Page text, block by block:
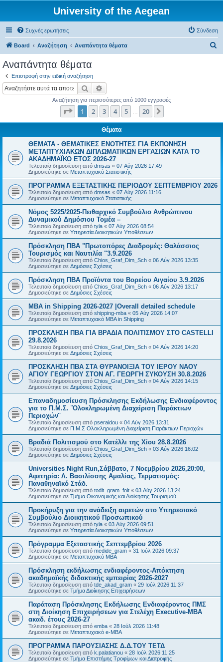
University of the Aegean
Συχνές ερωτήσεις Σύνδεση
Board Αναζήτηση Αναπάντητα θέματα
Αναπάντητα θέματα
Επιστροφή στην ειδική αναζήτηση
Αναζήτηση
Αναζήτηση για περισσότερες από 1000 εγγραφές
Σελίδα από20
1 2 3 4 5 20
Θέματα
ΘΕΜΑΤΑ - ΘΕΜΑΤΙΚΕΣ ΕΝΟΤΗΤΕΣ ΓΙΑ ΕΚΠΟΝΗΣΗ
ΜΕΤΑΠΤΥΧΙΑΚΩΝ ΔΙΠΛΩΜΑΤΙΚΩΝ ΕΡΓΑΣΙΩΝ ΚΑΤΑ ΤΟ
ΑΚΑΔΗΜΑΪΚΟ ΕΤΟΣ 2026-27
Τελευταία δημοσίευση από dmsas « 07 Αύγ 2026 17:49
Δημοσιεύτηκε σε Μεταπτυχιακό Στατιστικής
ΠΡΟΓΡΑΜΜΑ ΕΞΕΤΑΣΤΙΚΗΣ ΠΕΡΙΟΔΟΥ ΣΕΠΤΕΜΒΡΙΟΥ 2026
Τελευταία δημοσίευση από dmsas « 07 Αύγ 2026 11:16
Δημοσιεύτηκε σε Μεταπτυχιακό Στατιστικής
Νόμος 5225/2025-Πειθαρχικό Συμβούλιο Ανθρώπινου
Δυναμικού Δημόσιου Τομέα –
Τελευταία δημοσίευση από tyia « 07 Αύγ 2026 08:54
Δημοσιεύτηκε σε Υπηρεσία Διοικητικών Υποθέσεων
Πρόσκληση ΠΒΑ "Πρωτοπόρες Διαδρομές: Θαλάσσιος
Τουρισμός και Ναυτιλία "3.9.2026
Τελευταία δημοσίευση από Chios_Graf_Dim_Sch « 06 Αύγ 2026 13:35
Δημοσιεύτηκε σε Δημόσιες Σχέσεις
Πρόσκληση ΠΒΑ Προϊόντα του Βορείου Αιγαίου 3.9.2026
Τελευταία δημοσίευση από Chios_Graf_Dim_Sch « 06 Αύγ 2026 13:17
Δημοσιεύτηκε σε Δημόσιες Σχέσεις
MBA in Shipping 2026-2027 |Overall detailed schedule
Τελευταία δημοσίευση από shipping-mba « 05 Αύγ 2026 14:07
Δημοσιεύτηκε σε Μεταπτυχιακό MBA in Shipping
ΠΡΟΣΚΛΗΣΗ ΠΒΑ ΓΙΑ ΒΡΑΔΙΑ ΠΟΛΙΤΙΣΜΟΥ ΣΤΟ CASTELLI
29.8.2026
Τελευταία δημοσίευση από Chios_Graf_Dim_Sch « 04 Αύγ 2026 14:20
Δημοσιεύτηκε σε Δημόσιες Σχέσεις
ΠΡΟΣΚΛΗΣΗ ΠΒΑ ΣΤΑ ΘΥΡΑΝΟΙΞΙΑ ΤΟΥ ΙΕΡΟΥ ΝΑΟΥ
ΑΓΙΟΥ ΓΕΩΡΓΙΟΥ ΣΤΟΝ ΑΓ. ΓΕΩΡΓΗ ΣΥΚΟΥΣΗ 30.8.2026
Τελευταία δημοσίευση από Chios_Graf_Dim_Sch « 04 Αύγ 2026 14:15
Δημοσιεύτηκε σε Δημόσιες Σχέσεις
Επαναδημοσίευση Πρόσκλησης Εκδήλωσης Ενδιαφέροντος
για το Π.Μ.Σ. ¨Ολοκληρωμένη Διαχείριση Παράκτιων
Περιοχών¨
Τελευταία δημοσίευση από pseraidou « 04 Αύγ 2026 13:31
Δημοσιεύτηκε σε Π.Μ.Σ Ολοκληρωμένη Διαχείριση Παράκτιων Περιοχών
Βραδιά Πολιτισμού στο Κατέλλι της Χίου 28.8.2026
Τελευταία δημοσίευση από Chios_Graf_Dim_Sch « 03 Αύγ 2026 16:02
Δημοσιεύτηκε σε Δημόσιες Σχέσεις
Universities Night Run,Σάββατο, 7 Νοεμβρίου 2026,20:00,
Αφετηρία: Λ. Βασιλίσσης Αμαλίας, Τερματισμός:
Παναθηναϊκό Στάδ.
Τελευταία δημοσίευση από todit_gram_foit « 03 Αύγ 2026 13:24
Δημοσιεύτηκε σε Τμήμα Οικονομικής και Διοίκησης Τουρισμού
Προκήρυξη για την ανάδειξη αιρετών στο Υπηρεσιακό
Συμβούλιο Διοικητικού Προσωπικού
Τελευταία δημοσίευση από tyia « 03 Αύγ 2026 09:51
Δημοσιεύτηκε σε Υπηρεσία Διοικητικών Υποθέσεων
Πρόγραμμα Εξεταστικής Σεπτεμβρίου 2026
Τελευταία δημοσίευση από medide_gram « 31 Ιούλ 2026 09:37
Δημοσιεύτηκε σε Μεταπτυχιακό MBA
Πρόσκληση εκδήλωσης ενδιαφέροντος-Απόκτηση
ακαδημαϊκής διδακτικής εμπειρίας 2026-2027
Τελευταία δημοσίευση από tde_akad_gram « 29 Ιούλ 2026 11:37
Δημοσιεύτηκε σε Τμήμα Διοίκησης Επιχειρήσεων
Παράταση Πρόσκλησης Εκδήλωσης Ενδιαφέροντος ΠΜΣ
στη Διοίκηση Επιχειρήσεων για Στελέχη Executive-MBΑ
ακαδ. έτους 2026-27
Τελευταία δημοσίευση από emba « 28 Ιούλ 2026 11:48
Δημοσιεύτηκε σε Μεταπτυχιακό e-MBA
ΠΡΟΓΡΑΜΜΑ ΠΑΡΟΥΣΙΑΣΗΣ Δ.Δ.ΤΟΥ ΤΕΤΔ
Τελευταία δημοσίευση από k.palatianou « 28 Ιούλ 2026 11:25
Δημοσιεύτηκε σε Τμήμα Επιστήμης Τροφίμων και Διατροφής